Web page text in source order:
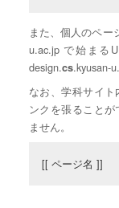
また、個人のペー
u.ac.jp で始まる
design.cs.kyusan-
なお、学科サイ
ンクを張ること
ません。
[[ ページ名 ]]